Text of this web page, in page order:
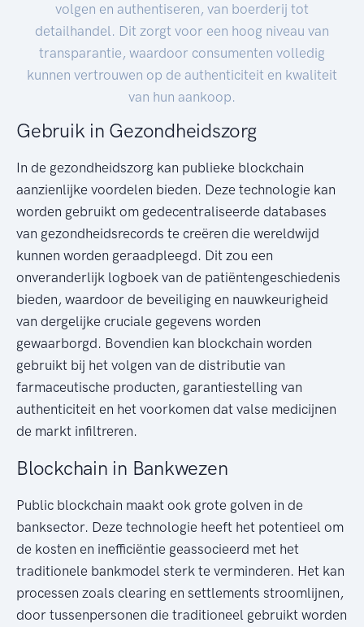
volgen en authentiseren, van boerderij tot
detailhandel. Dit zorgt voor een hoog niveau van
transparantie, waardoor consumenten volledig
kunnen vertrouwen op de authenticiteit en kwaliteit
van hun aankoop.
Gebruik in Gezondheidszorg
In de gezondheidszorg kan publieke blockchain
aanzienlijke voordelen bieden. Deze technologie kan
worden gebruikt om gedecentraliseerde databases
van gezondheidsrecords te creëren die wereldwijd
kunnen worden geraadpleegd. Dit zou een
onveranderlijk logboek van de patiëntengeschiedenis
bieden, waardoor de beveiliging en nauwkeurigheid
van dergelijke cruciale gegevens worden
gewaarborgd. Bovendien kan blockchain worden
gebruikt bij het volgen van de distributie van
farmaceutische producten, garantiestelling van
authenticiteit en het voorkomen dat valse medicijnen
de markt infiltreren.
Blockchain in Bankwezen
Public blockchain maakt ook grote golven in de
banksector. Deze technologie heeft het potentieel om
de kosten en inefficiëntie geassocieerd met het
traditionele bankmodel sterk te verminderen. Het kan
processen zoals clearing en settlements stroomlijnen,
door tussenpersonen die traditioneel gebruikt worden